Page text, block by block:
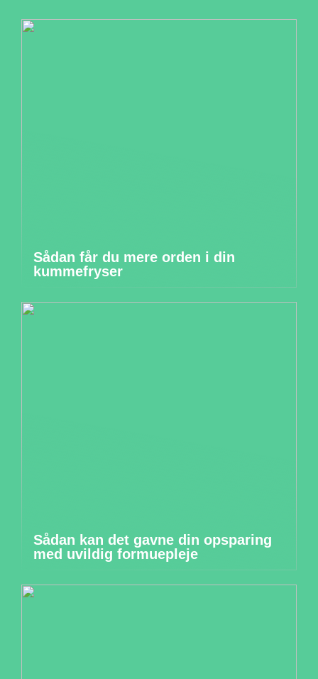
Sådan får du mere orden i din
kummefryser
Sådan kan det gavne din opsparing
med uvildig formuepleje